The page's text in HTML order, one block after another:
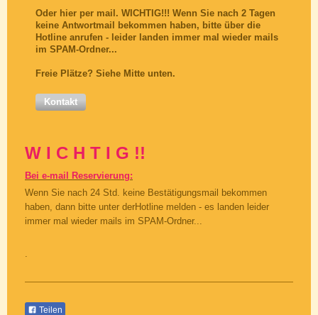
Oder hier per mail. WICHTIG!!! Wenn Sie nach 2 Tagen
keine Antwortmail bekommen haben, bitte über die
Hotline anrufen - leider landen immer mal wieder mails
im SPAM-Ordner...
Freie Plätze? Siehe Mitte unten.
Kontakt
W I C H T I G !!
Bei e-mail Reservierung:
Wenn Sie nach 24 Std. keine Bestätigungsmail bekommen
haben, dann bitte unter derHotline melden - es landen leider
immer mal wieder mails im SPAM-Ordner...
Teilen